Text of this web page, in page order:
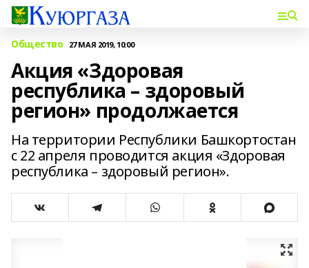
Общество 27 МАЯ 2019, 10:00
Акция «Здоровая
республика – здоровый
регион» продолжается
На территории Республики Башкортостан
с 22 апреля проводится акция «Здоровая
республика – здоровый регион».